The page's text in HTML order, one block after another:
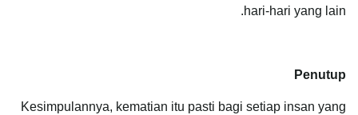
hari-hari yang lain.
Penutup
Kesimpulannya, kematian itu pasti bagi setiap insan yang